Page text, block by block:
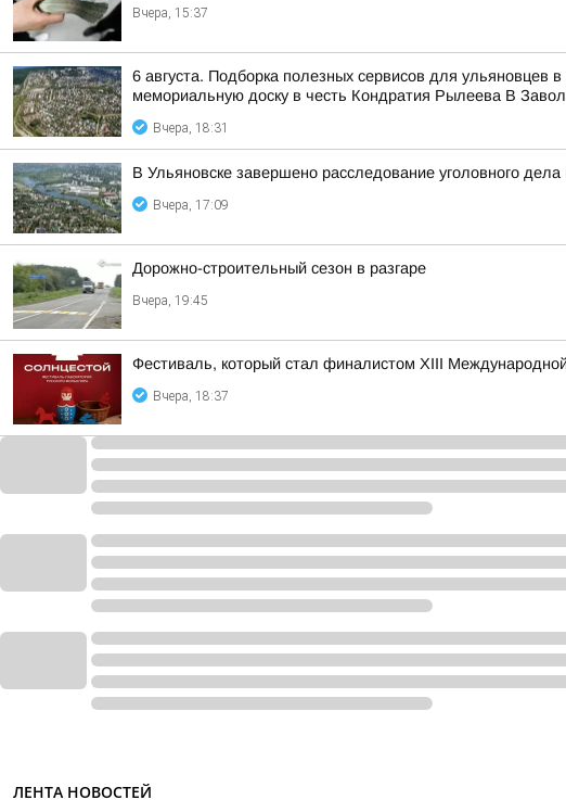
Вчера, 15:37
6 августа. Подборка полезных сервисов для ульяновцев
мемориальную доску в честь Кондратия Рылеева В
Вчера, 18:31
В Ульяновске завершено расследование уголовного
Вчера, 17:09
Дорожно-строительный сезон в разгаре
Вчера, 19:45
Фестиваль, который стал финалистом ХIII
Вчера, 18:37
ЛЕНТА НОВОСТЕЙ